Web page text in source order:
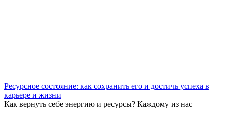
Ресурсное состояние: как сохранить его и достичь успеха в
карьере и жизни
Как вернуть себе энергию и ресурсы? Каждому из нас